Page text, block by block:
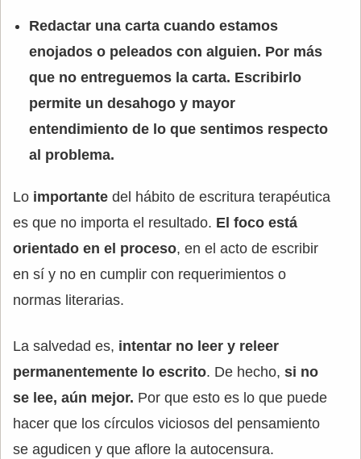
Redactar una carta cuando estamos
enojados o peleados con alguien. Por más
que no entreguemos la carta. Escribirlo
permite un desahogo y mayor
entendimiento de lo que sentimos respecto
al problema.
Lo importante del hábito de escritura terapéutica
es que no importa el resultado. El foco está
orientado en el proceso, en el acto de escribir
en sí y no en cumplir con requerimientos o
normas literarias.
La salvedad es, intentar no leer y releer
permanentemente lo escrito. De hecho, si no
se lee, aún mejor. Por que esto es lo que puede
hacer que los círculos viciosos del pensamiento
se agudicen y que aflore la autocensura.